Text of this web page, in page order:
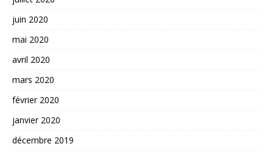
juin 2020
mai 2020
avril 2020
mars 2020
février 2020
janvier 2020
décembre 2019